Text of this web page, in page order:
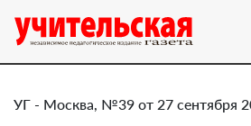
УГ - Москва, №39 от 27 сентября